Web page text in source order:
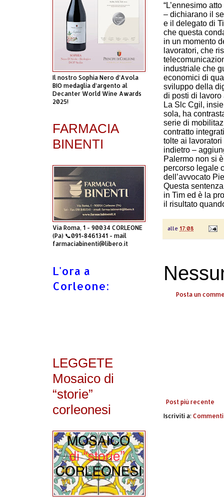
“L’ennesimo
– dichiarano il
e il delegato di
che questa
in un momento
lavoratori, che
industriale che
economici di
sviluppo della
di posti di lavoro
La Slc Cgil,
sola, ha
serie di
contratto
tolte ai lavoratori
indietro –
Palermo non si
percorso legale
dell’avvocato
Questa
in Tim ed è la
il risultato
alle 17:08
Posta un
Post più recente
Iscriviti a:
Il nostro Sophia Nero d’Avola
BIO medaglia d’argento al
Decanter World Wine Awards
2025!
FARMACIA
BINENTI
Via Roma, 1 - 90034 CORLEONE
(Pa) 📞091-8461341 - mail
farmaciabinenti@libero.it
L'ora a
Corleone:
LEGGETE
Mosaico di
“storie”
corleonesi